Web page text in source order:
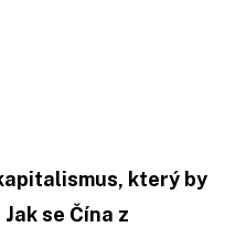
který by
se Čína z